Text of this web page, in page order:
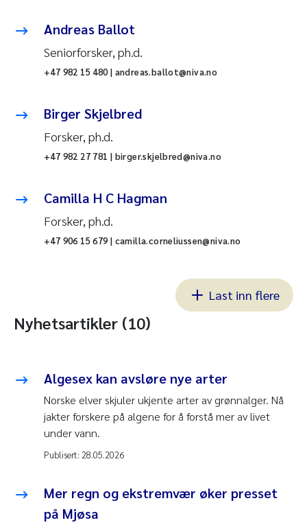
Andreas Ballot
Seniorforsker, ph.d.
+47 982 15 480 | andreas.ballot@niva.no
Birger Skjelbred
Forsker, ph.d.
+47 982 27 781 | birger.skjelbred@niva.no
Camilla H C Hagman
Forsker, ph.d.
+47 906 15 679 | camilla.corneliussen@niva.no
Last inn flere
Nyhetsartikler (10)
Algesex kan avsløre nye arter
Norske elver skjuler ukjente arter av grønnalger. Nå
jakter forskere på algene for å forstå mer av livet
under vann.
Publisert: 28.05.2026
Mer regn og ekstremvær øker presset
på Mjøsa